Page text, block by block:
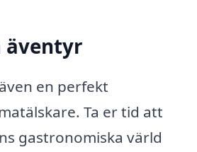
äventyr
en perfekt
Ta er tid att
gastronomiska värld